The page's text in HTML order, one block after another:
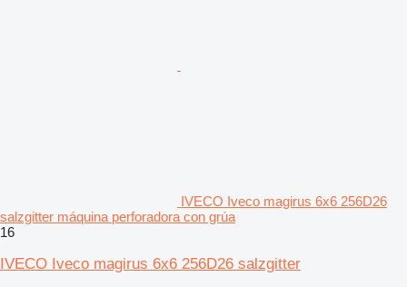
IVECO Iveco magirus 6x6 256D26
salzgitter máquina perforadora con grúa
16
IVECO Iveco magirus 6x6 256D26 salzgitter